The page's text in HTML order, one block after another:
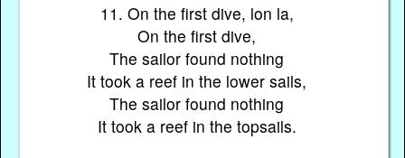
11. On the first dive, lon la,
On the first dive,
The sailor found nothing
It took a reef in the lower sails,
The sailor found nothing
It took a reef in the topsails.